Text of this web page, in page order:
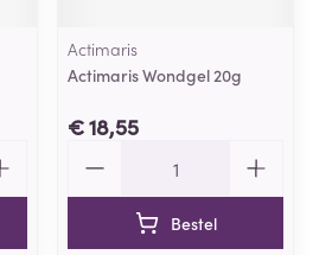
Actimaris
Actimaris Wondgel 20g
€ 18,55
Bestel